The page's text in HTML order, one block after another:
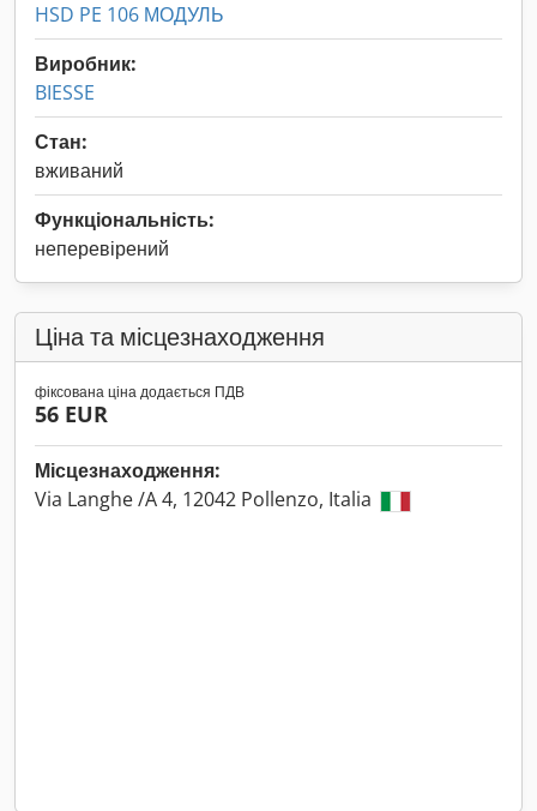
HSD PE 106 МОДУЛЬ
Виробник:
BIESSE
Стан:
вживаний
Функціональність:
неперевірений
Ціна та місцезнаходження
фіксована ціна додається ПДВ
56 EUR
Місцезнаходження:
Via Langhe /A 4, 12042 Pollenzo, Italia